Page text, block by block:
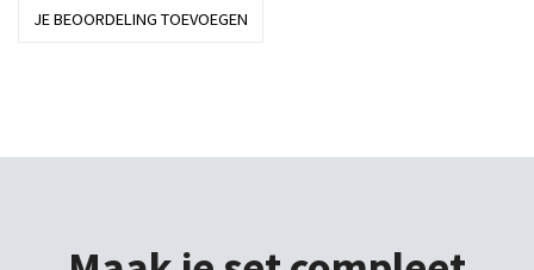
JE BEOORDELING TOEVOEGEN